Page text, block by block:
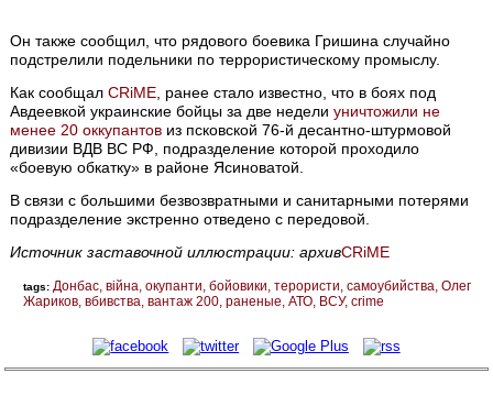
Он также сообщил, что рядового боевика Гришина случайно
подстрелили подельники по террористическому промыслу.
Как сообщалCRiME , ранее стало известно, что в боях под
Авдеевкой украинские бойцы за две неделиуничтожили не
менее 20 оккупантов из псковской 76-й десантно-штурмовой
дивизии ВДВ ВС РФ, подразделение которой проходило
«боевую обкатку» в районе Ясиноватой.
В связи с большими безвозвратными и санитарными потерями
подразделение экстренно отведено с передовой.
Источник заставочной иллюстрации: архивCRiME
tags: Донбас війна окупанти бойовики терористи самоубийства Олег
Жариков вбивства вантаж 200 раненые АТО ВСУ crime